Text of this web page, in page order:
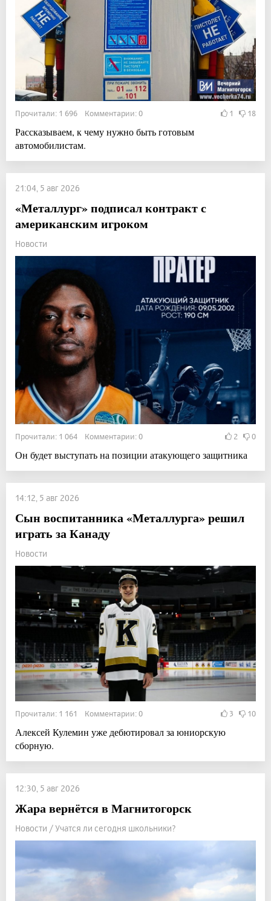
Прочитали: 1 696 Комментарии: 0 1 18
Рассказываем, к чему нужно быть готовым
автомобилистам.
21:04, 5 авг 2026
«Металлург» подписал контракт с
американским игроком
Новости
Прочитали: 1 064 Комментарии: 0 2 0
Он будет выступать на позиции атакующего защитника
14:12, 5 авг 2026
Сын воспитанника «Металлурга» решил
играть за Канаду
Новости
Прочитали: 1 161 Комментарии: 0 3 10
Алексей Кулемин уже дебютировал за юниорскую
сборную.
12:30, 5 авг 2026
Жара вернётся в Магнитогорск
Новости / Учатся ли сегодня школьники?